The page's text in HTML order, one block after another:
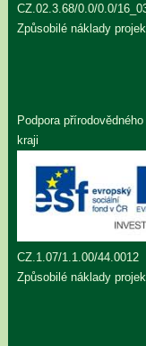
CZ.02.3.68/0.0/0.0/
Způsobilé náklady
Podpora
kraji
CZ.1.07/1.1.00/44.0012
Způsobilé náklady